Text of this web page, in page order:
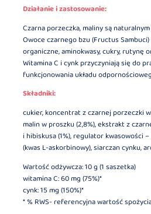
Działanie i zastosowanie:
Czarna porzeczka, maliny są
Owoce czarnego bzu (Fructus
organiczne, aminokwasy, cukry, rutynę
Witamina C i cynk przyczyniają się do
funkcjonowania układu
Składniki:
cukier, koncentrat z czarnej porzeczki
malin w proszku (2,8%), ekstrakt z
i hibiskusa (1%), regulator kwasowości
(kwas L-askorbinowy), siarczan cynku,
Wartość odżywcza: 10 g (1 saszetka)
witamina C: 60 mg (75%)*
cynk: 15 mg (150%)*
* % RWS- referencyjna wartość